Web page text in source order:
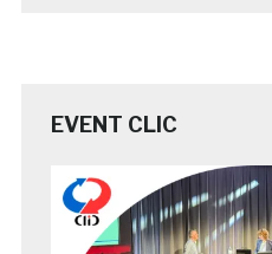
EVENT CLIC